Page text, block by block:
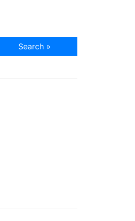
Search »